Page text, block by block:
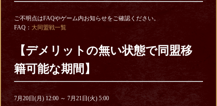
ご不明点はFAQやゲーム内お知らせをご確認ください。
FAQ： 大同盟戦一覧
【デメリットの無い状態で同盟移
籍可能な期間】
7月20日(月) 12:00 ～ 7月21日(火) 5:00